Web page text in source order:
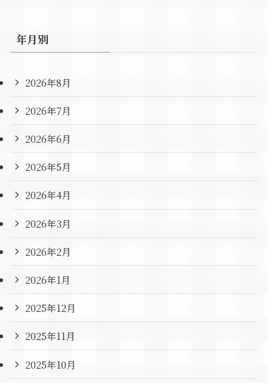
年月別
2026年8月
2026年7月
2026年6月
2026年5月
2026年4月
2026年3月
2026年2月
2026年1月
2025年12月
2025年11月
2025年10月